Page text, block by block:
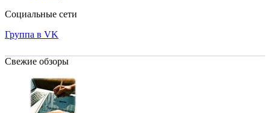
Социальные сети
Группа в VK
Свежие обзоры